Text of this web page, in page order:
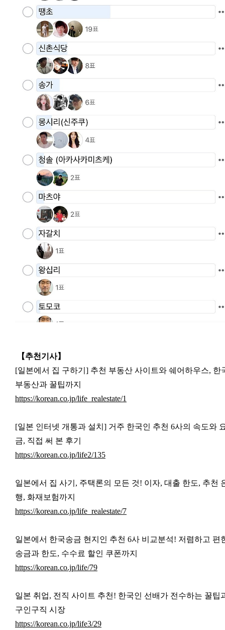
【추천기사】
[일본에서 집 구하기] 추천 부동산 사이트와 쉐어하우스, 한
부동산과 꿀팁까지
https://korean.co.jp/life_realestate/1
[일본 인터넷 개통과 설치] 거주 한국인 추천 6사의 속도와
금, 직접 써 본 후기
https://korean.co.jp/life2/135
일본에서 집 사기, 주택론의 모든 것! 이자, 대출 한도, 추천
행, 화재보험까지
https://korean.co.jp/life_realestate/7
일본에서 한국송금 현지인 추천 6사 비교분석! 저렴하고 편
송금과 한도, 수수료 할인 쿠폰까지
https://korean.co.jp/life/79
일본 취업, 전직 사이트 추천! 한국인 선배가 전수하는 꿀팁
구인구직 시장
https://korean.co.jp/life3/29